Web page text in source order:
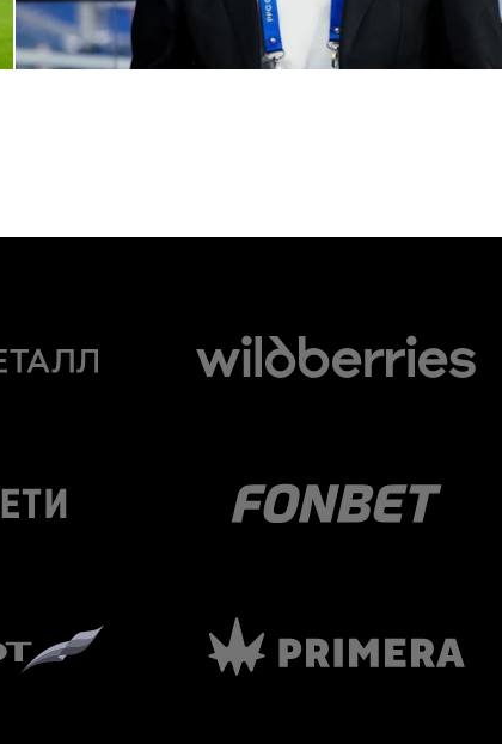
Комментарий генерального директора ПФК ЦСКА Романа
Бабаева
1 ИЮНЯ 2026 16:45